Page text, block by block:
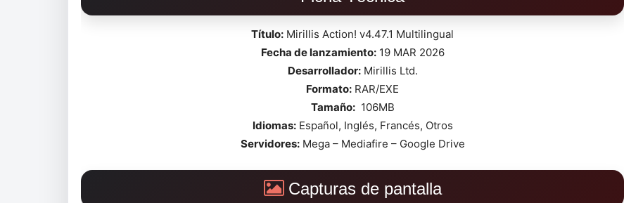
Título: Mirillis Action! v4.47.1 Multilingual
Fecha de lanzamiento:19 MAR 2026
Desarrollador:Mirillis Ltd.
Formato: RAR/EXE
Tamaño:106MB
Idiomas:Español, Inglés, Francés, Otros
Servidores:Mega – Mediafire – Google Drive
Capturas de pantalla